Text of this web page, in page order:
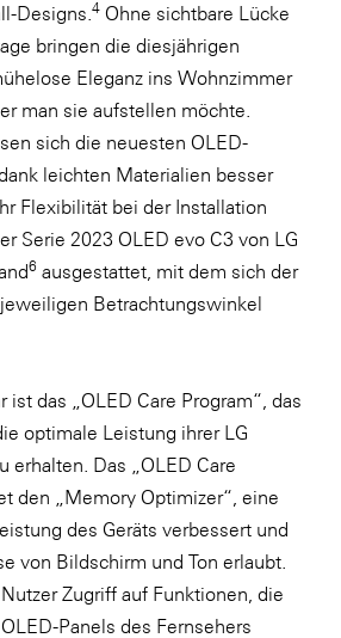
Designs. 4 Ohne sichtbare Lücke
bringen die diesjährigen
Eleganz ins Wohnzimmer
man sie aufstellen möchte.
sich die neuesten OLED-
leichten Materialien besser
Flexibilität bei der Installation
Serie 2023 OLED evo C3 von LG
6 ausgestattet, mit dem sich der
Betrachtungswinkel
ist das „OLED Care Program“, das
optimale Leistung ihrer LG
erhalten. Das „OLED Care
den „Memory Optimizer“, eine
des Geräts verbessert und
von Bildschirm und Ton erlaubt.
Zugriff auf Funktionen, die
Panels des Fernsehers